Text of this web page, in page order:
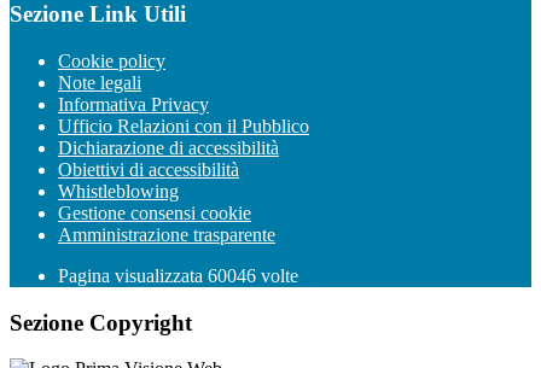
Sezione Link Utili
Cookie policy
Note legali
Informativa Privacy
Ufficio Relazioni con il Pubblico
Dichiarazione di accessibilità
Obiettivi di accessibilità
Whistleblowing
Gestione consensi cookie
Amministrazione trasparente
Pagina visualizzata 60046 volte
Sezione Copyright